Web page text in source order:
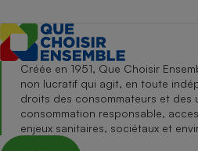
Créée en 1951, Que Choisir
non lucratif qui agit, en toute
droits des consommateurs et des
consommation responsable,
enjeux sanitaires, sociétaux et